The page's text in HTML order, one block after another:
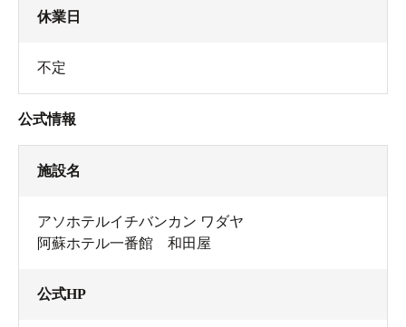
休業日
不定
公式情報
施設名
アソホテルイチバンカン ワダヤ
阿蘇ホテル一番館 和田屋
公式HP